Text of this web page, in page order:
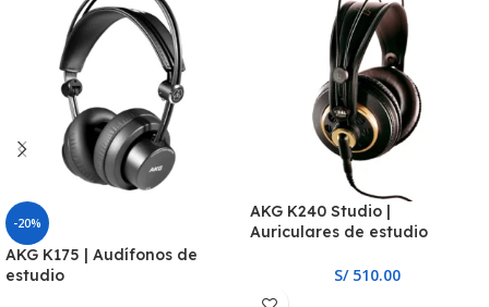
-20%
AKG K175 | Audífonos de
estudio
AKG K240 Studio |
Auriculares de estudio
S/510.00